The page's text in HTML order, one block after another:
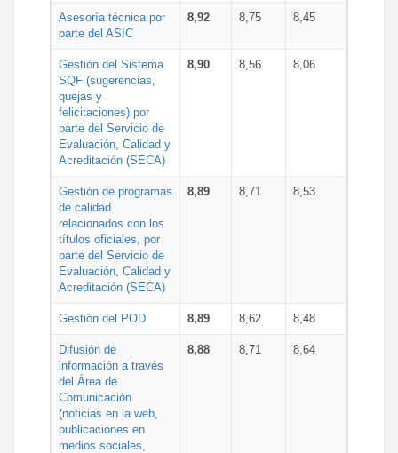
Asesoría técnica por
parte del ASIC
8,92 8,75 8,45
Gestión del Sistema
SQF (sugerencias,
quejas y
felicitaciones) por
parte del Servicio de
Evaluación, Calidad y
Acreditación (SECA)
8,90 8,56 8,06
Gestión de programas
de calidad
relacionados con los
títulos oficiales, por
parte del Servicio de
Evaluación, Calidad y
Acreditación (SECA)
8,89 8,71 8,53
Gestión del POD 8,89 8,62 8,48
Difusión de
información a través
del Área de
Comunicación
(noticias en la web,
publicaciones en
medios sociales,
8,88 8,71 8,64